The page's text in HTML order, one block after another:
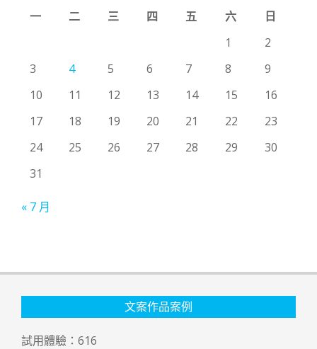
一
二 三 四 五 六
日
1
2
3
4 5 6 7 8
9
10
11 12 13 14 15
16
17
18 19 20 21 22
23
24
25 26 27 28 29
30
31
« 7 月
文案作品案例
試用體驗： 616